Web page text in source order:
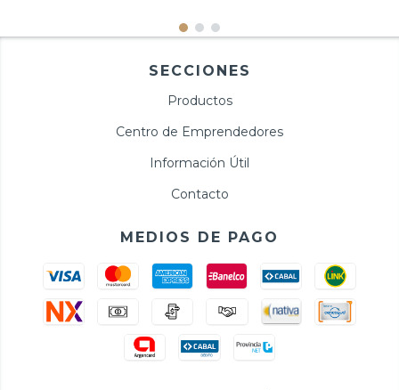
SECCIONES
Productos
Centro de Emprendedores
Información Útil
Contacto
MEDIOS DE PAGO